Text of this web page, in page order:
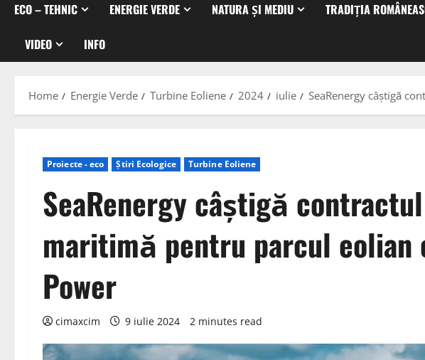
ECO – TEHNIC ENERGIE VERDE NATURA ȘI MEDIU TRADIȚIA
VIDEO INFO
Home Energie Verde Turbine Eoliene 2024 iulie SeaRenergy câștigă
Proiecte - eco Știri Ecologice Turbine Eoliene
SeaRenergy câștigă
maritimă pentru parcul eolian
Power
cimaxcim 9 iulie 2024 2 minutes read